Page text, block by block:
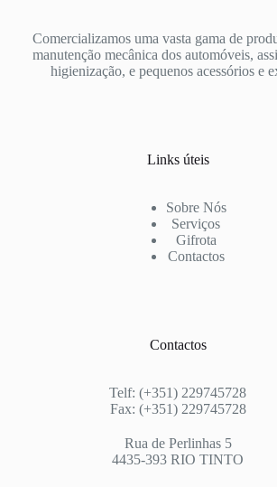
Comercializamos uma vasta gama de
manutenção mecânica dos automóveis,
higienização, e pequenos acessórios e
Links úteis
Sobre Nós
Serviços
Gifrota
Contactos
Contactos
Telf: (+351) 229745728
Fax: (+351) 229745728
Rua de Perlinhas 5
4435-393 RIO TINTO